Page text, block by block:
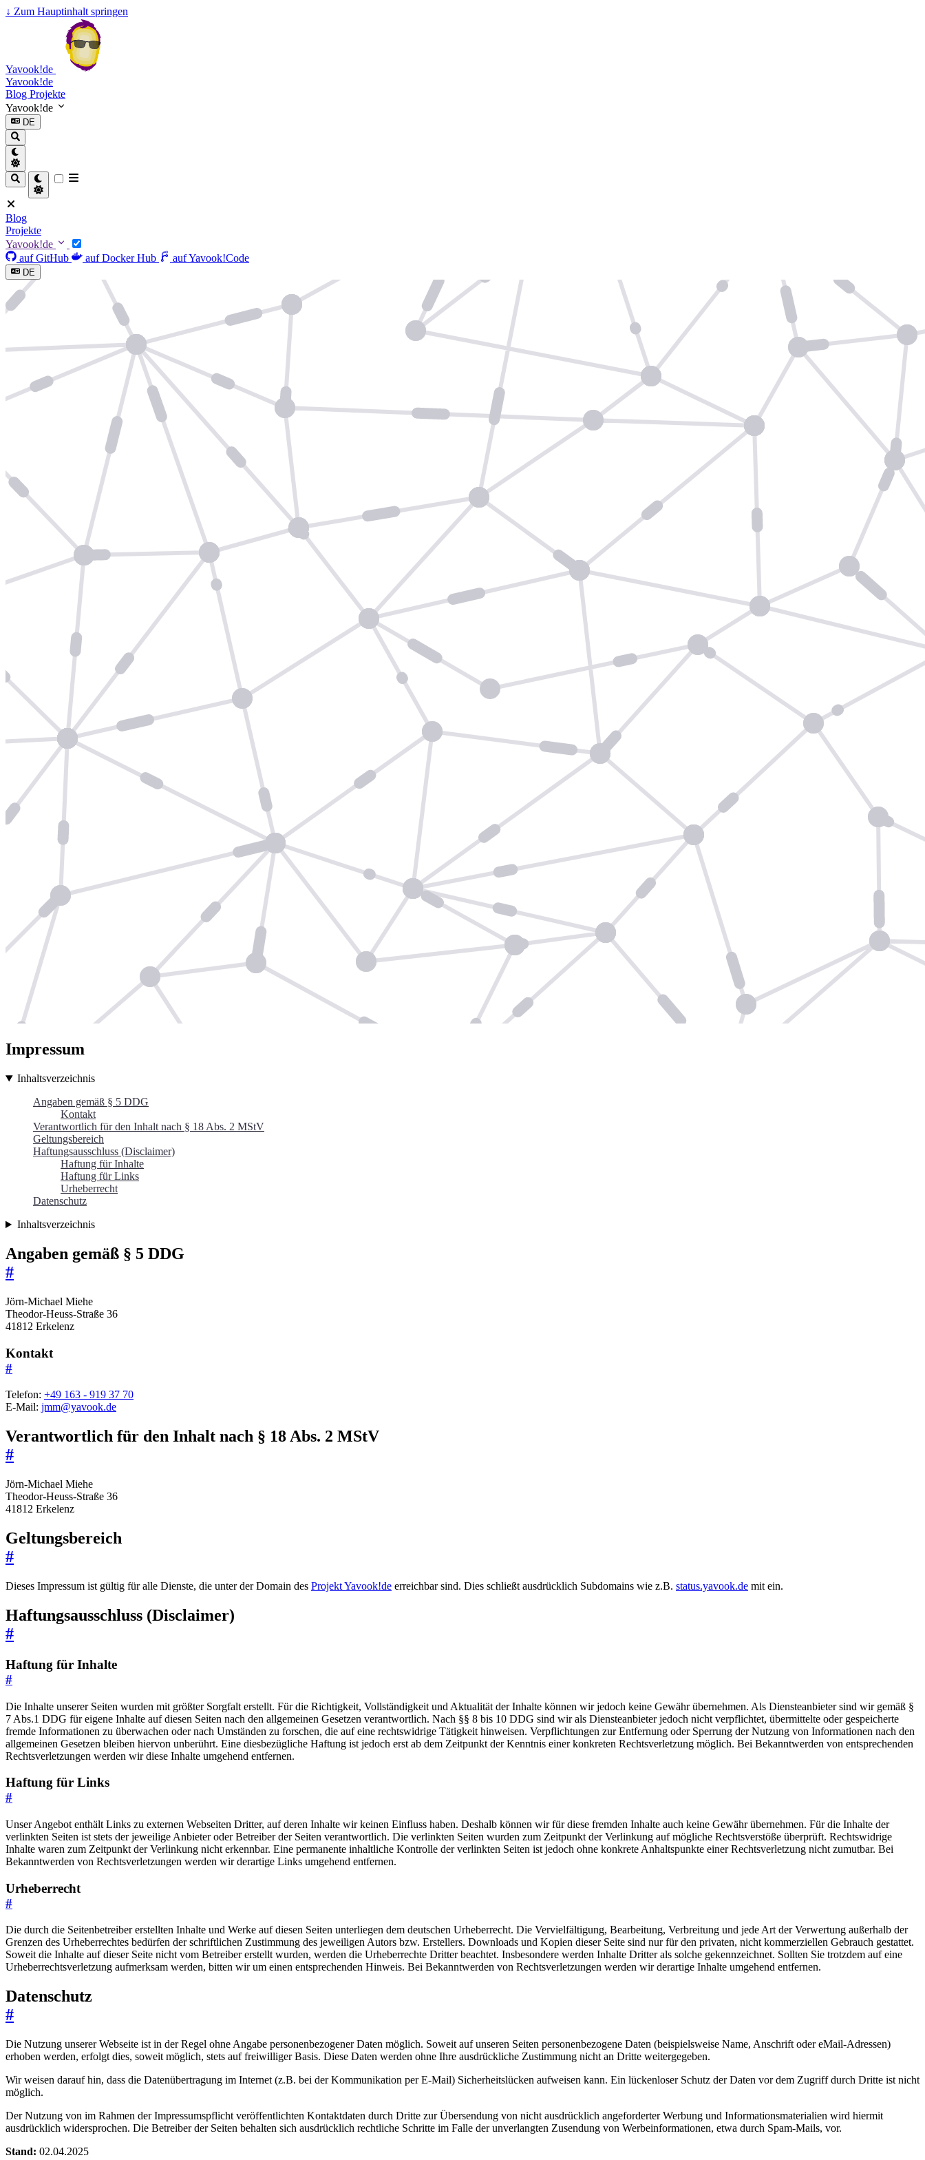
↓ Zum Hauptinhalt springen
Yavook!de
Yavook!de
Blog Projekte
Yavook!de
DE
Blog
Projekte
Yavook!de
auf GitHub
auf Docker Hub auf Yavook!Code
DE
Impressum
Inhaltsverzeichnis
Angaben gemäß § 5 DDG
Kontakt
Verantwortlich für den Inhalt nach § 18 Abs. 2 MStV
Geltungsbereich
Haftungsausschluss (Disclaimer)
Haftung für Inhalte
Haftung für Links
Urheberrecht
Datenschutz
Inhaltsverzeichnis
Angaben gemäß § 5 DDG
#
Jörn-Michael Miehe
Theodor-Heuss-Straße 36
41812 Erkelenz
Kontakt
#
Telefon: +49 163 - 919 37 70
E-Mail: jmm@yavook.de
Verantwortlich für den Inhalt nach § 18 Abs. 2 MStV
#
Jörn-Michael Miehe
Theodor-Heuss-Straße 36
41812 Erkelenz
Geltungsbereich
#
Dieses Impressum ist gültig für alle Dienste, die unter der Domain des Projekt Yavook!de erreichbar sind. Dies schließt ausdrücklich Subdomains wie z.B. status.yavook.de mit ein.
Haftungsausschluss (Disclaimer)
#
Haftung für Inhalte
#
Die Inhalte unserer Seiten wurden mit größter Sorgfalt erstellt. Für die Richtigkeit, Vollständigkeit und Aktualität der Inhalte können wir jedoch keine Gewähr übernehmen. Als Diensteanbieter sind wir gemäß §
7 Abs.1 DDG für eigene Inhalte auf diesen Seiten nach den allgemeinen Gesetzen verantwortlich. Nach §§ 8 bis 10 DDG sind wir als Diensteanbieter jedoch nicht verpflichtet, übermittelte oder gespeicherte
fremde Informationen zu überwachen oder nach Umständen zu forschen, die auf eine rechtswidrige Tätigkeit hinweisen. Verpflichtungen zur Entfernung oder Sperrung der Nutzung von Informationen nach den
allgemeinen Gesetzen bleiben hiervon unberührt. Eine diesbezügliche Haftung ist jedoch erst ab dem Zeitpunkt der Kenntnis einer konkreten Rechtsverletzung möglich. Bei Bekanntwerden von entsprechenden
Rechtsverletzungen werden wir diese Inhalte umgehend entfernen.
Haftung für Links
#
Unser Angebot enthält Links zu externen Webseiten Dritter, auf deren Inhalte wir keinen Einfluss haben. Deshalb können wir für diese fremden Inhalte auch keine Gewähr übernehmen. Für die Inhalte der
verlinkten Seiten ist stets der jeweilige Anbieter oder Betreiber der Seiten verantwortlich. Die verlinkten Seiten wurden zum Zeitpunkt der Verlinkung auf mögliche Rechtsverstöße überprüft. Rechtswidrige
Inhalte waren zum Zeitpunkt der Verlinkung nicht erkennbar. Eine permanente inhaltliche Kontrolle der verlinkten Seiten ist jedoch ohne konkrete Anhaltspunkte einer Rechtsverletzung nicht zumutbar. Bei
Bekanntwerden von Rechtsverletzungen werden wir derartige Links umgehend entfernen.
Urheberrecht
#
Die durch die Seitenbetreiber erstellten Inhalte und Werke auf diesen Seiten unterliegen dem deutschen Urheberrecht. Die Vervielfältigung, Bearbeitung, Verbreitung und jede Art der Verwertung außerhalb der
Grenzen des Urheberrechtes bedürfen der schriftlichen Zustimmung des jeweiligen Autors bzw. Erstellers. Downloads und Kopien dieser Seite sind nur für den privaten, nicht kommerziellen Gebrauch gestattet.
Soweit die Inhalte auf dieser Seite nicht vom Betreiber erstellt wurden, werden die Urheberrechte Dritter beachtet. Insbesondere werden Inhalte Dritter als solche gekennzeichnet. Sollten Sie trotzdem auf eine
Urheberrechtsverletzung aufmerksam werden, bitten wir um einen entsprechenden Hinweis. Bei Bekanntwerden von Rechtsverletzungen werden wir derartige Inhalte umgehend entfernen.
Datenschutz
#
Die Nutzung unserer Webseite ist in der Regel ohne Angabe personenbezogener Daten möglich. Soweit auf unseren Seiten personenbezogene Daten (beispielsweise Name, Anschrift oder eMail-Adressen)
erhoben werden, erfolgt dies, soweit möglich, stets auf freiwilliger Basis. Diese Daten werden ohne Ihre ausdrückliche Zustimmung nicht an Dritte weitergegeben.
Wir weisen darauf hin, dass die Datenübertragung im Internet (z.B. bei der Kommunikation per E-Mail) Sicherheitslücken aufweisen kann. Ein lückenloser Schutz der Daten vor dem Zugriff durch Dritte ist nicht
möglich.
Der Nutzung von im Rahmen der Impressumspflicht veröffentlichten Kontaktdaten durch Dritte zur Übersendung von nicht ausdrücklich angeforderter Werbung und Informationsmaterialien wird hiermit
ausdrücklich widersprochen. Die Betreiber der Seiten behalten sich ausdrücklich rechtliche Schritte im Falle der unverlangten Zusendung von Werbeinformationen, etwa durch Spam-Mails, vor.
Stand: 02.04.2025